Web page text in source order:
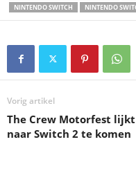
NINTENDO SWITCH
NINTENDO
Vorig artikel
The Crew Motorfest lijkt
naar Switch 2 te komen